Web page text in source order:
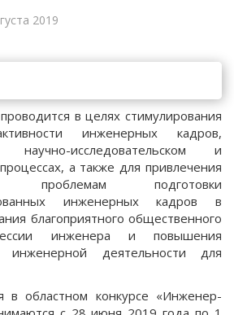
2019
в целях стимулирования
инженерных кадров,
исследовательском и
а также для привлечения
подготовки
инженерных кадров в
благоприятного общественного
инженера и повышения
инженерной деятельности для
в областном конкурсе «Инженер-